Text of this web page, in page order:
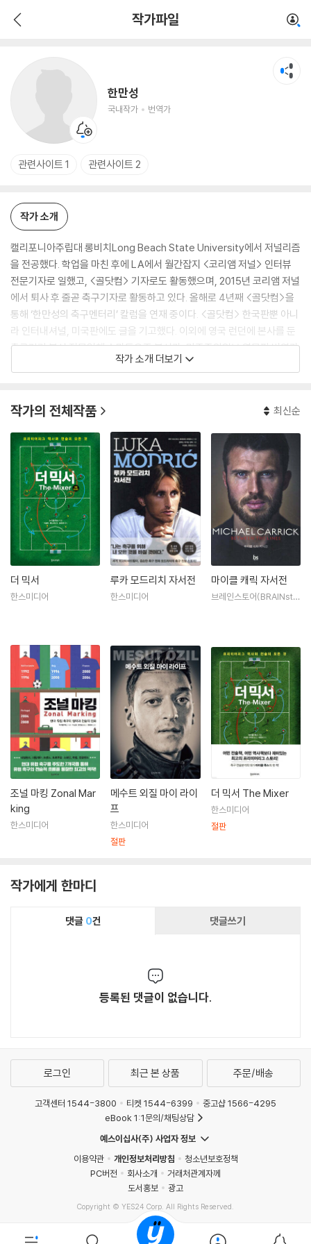
작가파일
한만성
국내작가 번역가
관련사이트 1 관련사이트 2
작가 소개
캘리포니아주립대 롱비치Long Beach State University에서 저널리즘
을 전공했다. 학업을 마친 후에 LA에서 월간잡지 <코리앰 저널> 인터뷰
전문기자로 일했고, <골닷컴> 기자로도 활동했으며, 2015년 코리앰 저널
에서 퇴사 후 줄곧 축구기자로 활동하고 있다. 올해로 4년째 <골닷컴>을
통해 ‘한만성의 축구멘터리’ 칼럼을 연재 중이다. <골닷컴> 한국판뿐 아니
라 인터내셔널, 미국판에도 글을 기고했다. 이외에 영국 런던에 본사를 둔
축구경기 분석 전문업체 스마트오즈 분석가, 미주중앙일보 영문판 번역가
로도 활동했다. 역서로 《조널 마킹》, 《메수드 외질-마이 라이프》, 《더 믹
작가 소개 더보기
작가의 전체작품 최신순
더 믹서
한스미디어
루카 모드리치 자서전
한스미디어
마이클 캐릭 자서전
브레인스토어(BRAINsto
조널 마킹 Zonal Mar
king
한스미디어
메수트 외질 마이 라이
프
한스미디어
절판
더 믹서 The Mixer
한스미디어
절판
작가에게 한마디
댓글 0건 댓글쓰기
등록된 댓글이 없습니다.
로그인 최근 본 상품 주문/배송
고객센터 1544-3800 티켓 1544-6399
중고샵 1566-4295
eBook 1:1문의/채팅상담
예스이십사(주) 사업자 정보
이용약관
개인정보처리방침
청소년보호정책
PC버전
회사소개
거래처관계자께
도서홍보
광고
Copyright © YES24 Corp. All Rights Reserved.